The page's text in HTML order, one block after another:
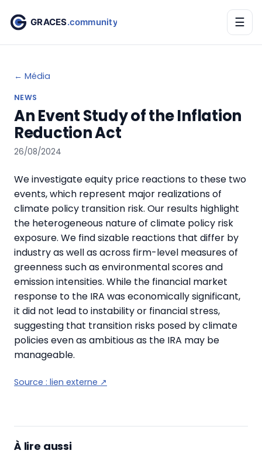
☰
← Média
NEWS
An Event Study of the Inflation
Reduction Act
26/08/2024
We investigate equity price reactions to these two
events, which represent major realizations of
climate policy transition risk. Our results highlight
the heterogeneous nature of climate policy risk
exposure. We find sizable reactions that differ by
industry as well as across firm-level measures of
greenness such as environmental scores and
emission intensities. While the financial market
response to the IRA was economically significant,
it did not lead to instability or financial stress,
suggesting that transition risks posed by climate
policies even as ambitious as the IRA may be
manageable.
Source : lien externe ↗
À lire aussi